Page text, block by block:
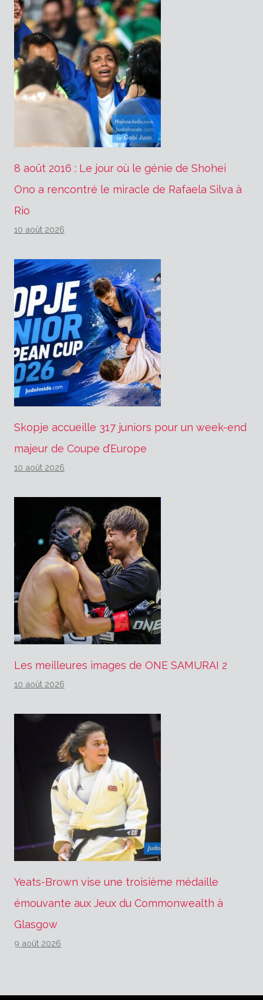
8 août 2016 : Le jour où le génie de Shohei
Ono a rencontré le miracle de Rafaela Silva à
Rio
10 août 2026
Skopje accueille 317 juniors pour un week-end
majeur de Coupe d’Europe
10 août 2026
Les meilleures images de ONE SAMURAI 2
10 août 2026
Yeats-Brown vise une troisième médaille
émouvante aux Jeux du Commonwealth à
Glasgow
9 août 2026